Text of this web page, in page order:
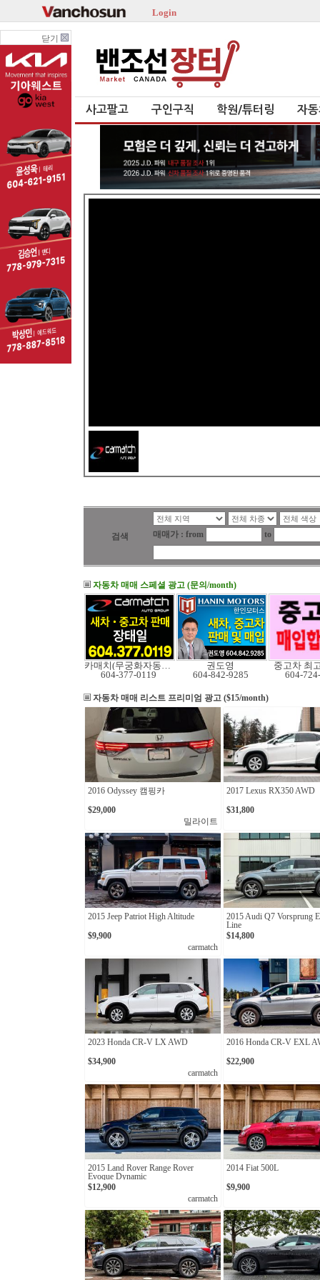
Login
닫기
사고팔고 구인구직 학원/튜터링 자
검색 매매가 : from to
자동차 매매 스페셜 광고 (문의/month)
카매치(무궁화자동차)
604-377-0119
권도영
604-842-9285
중고차 최
604-
자동차 매매 리스트 프리미엄 광고 ($15/month)
2016 Odyssey 캠핑카
$29,000
밀라이트
2017 Lexus RX350 AWD
$31,800
2015 Jeep Patriot High Altitude
$9,900
carmatch
2015 Audi Q7 Vorsprung
Line
$14,800
2023 Honda CR-V LX AWD
$34,900
carmatch
2016 Honda CR-V EXL
$22,900
2015 Land Rover Range Rover
Evoque Dynamic
$12,900
carmatch
2014 Fiat 500L
$9,900